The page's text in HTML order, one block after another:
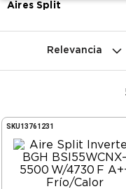
Aires Split
Relevancia
SKU13761231